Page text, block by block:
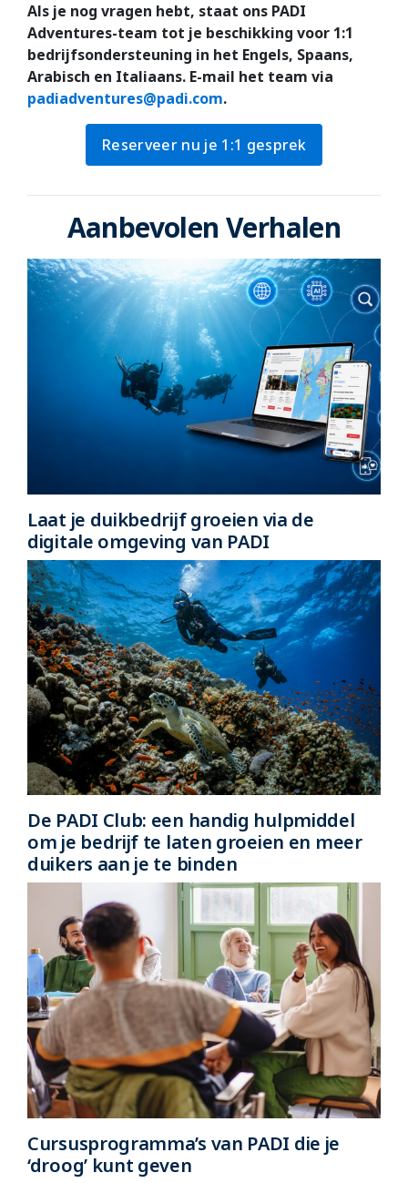
Als je nog vragen hebt, staat ons PADI
Adventures-team tot je beschikking voor 1:1
bedrijfsondersteuning in het Engels, Spaans,
Arabisch en Italiaans. E-mail het team via
padiadventures@padi.com.
Reserveer nu je 1:1 gesprek
Aanbevolen Verhalen
Laat je duikbedrijf groeien via de
digitale omgeving van PADI
De PADI Club: een handig hulpmiddel
om je bedrijf te laten groeien en meer
duikers aan je te binden
Cursusprogramma’s van PADI die je
‘droog’ kunt geven